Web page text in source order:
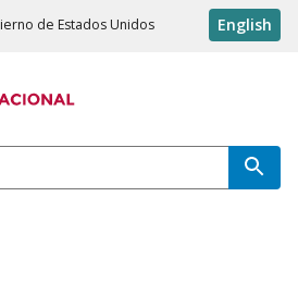
de Estados Unidos English